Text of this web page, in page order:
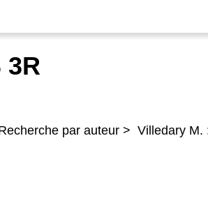
3R
par auteur > Villedary M.